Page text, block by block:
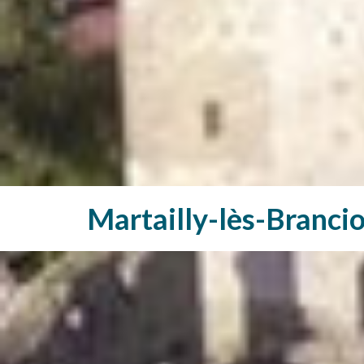
Martailly-lès-